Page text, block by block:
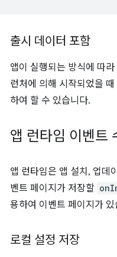
출시 데이터 포함
앱이 실행되는 방식에 따
런처에 의해 시작되었을
하여 할 수 있습니다.
앱 런타임 이벤트
앱 런타임은 앱 설치, 업데
벤트 페이지가 저장할
용하여 이벤트 페이지가 있
로컬 설정 저장